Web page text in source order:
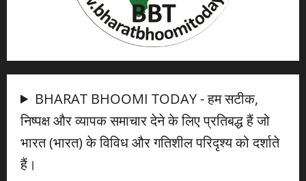
BHARAT BHOOMI TODAY - हम सटीक,
निष्पक्ष और व्यापक समाचार देने के लिए प्रतिबद्ध हैं जो
भारत (भारत) के विविध और गतिशील परिदृश्य को दर्शाते
हैं।